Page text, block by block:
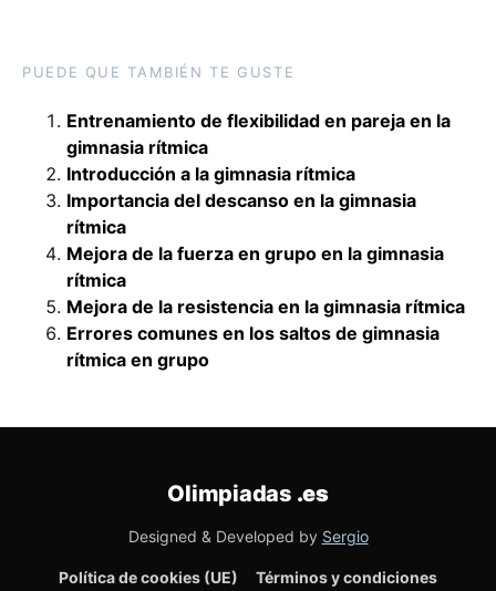
PUEDE QUE TAMBIÉN TE GUSTE
Entrenamiento de flexibilidad en pareja en la
gimnasia rítmica
Introducción a la gimnasia rítmica
Importancia del descanso en la gimnasia
rítmica
Mejora de la fuerza en grupo en la gimnasia
rítmica
Mejora de la resistencia en la gimnasia rítmica
Errores comunes en los saltos de gimnasia
rítmica en grupo
Política de cookies (UE) Términos y condiciones
Olimpiadas .es
Designed & Developed by Sergio